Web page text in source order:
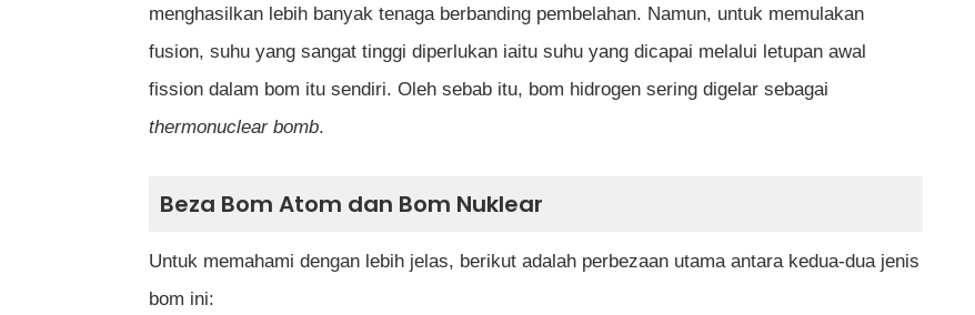
menghasilkan lebih banyak tenaga berbanding pembelahan. Namun, untuk memulakan
fusion, suhu yang sangat tinggi diperlukan iaitu suhu yang dicapai melalui letupan awal
fission dalam bom itu sendiri. Oleh sebab itu, bom hidrogen sering digelar sebagai
thermonuclear bomb.
Beza Bom Atom dan Bom Nuklear
Untuk memahami dengan lebih jelas, berikut adalah perbezaan utama antara kedua-dua jenis
bom ini: